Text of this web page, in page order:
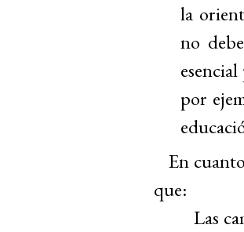
la
no
por
En
que:
Las